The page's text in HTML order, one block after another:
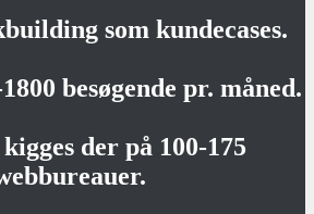
som kundecases.
besøgende pr. måned.
der på 100-175